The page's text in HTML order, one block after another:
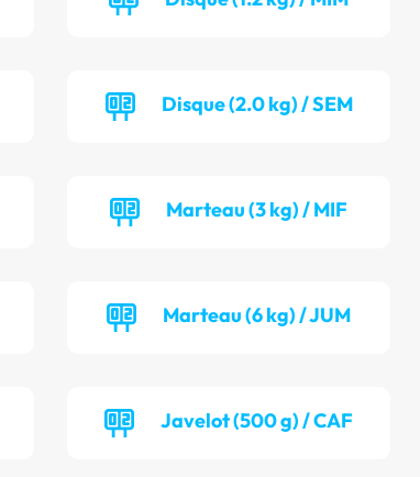
Disque (2.0 kg) / SEM
Marteau (3 kg) / MIF
Marteau (6 kg) / JUM
Javelot (500 g) / CAF